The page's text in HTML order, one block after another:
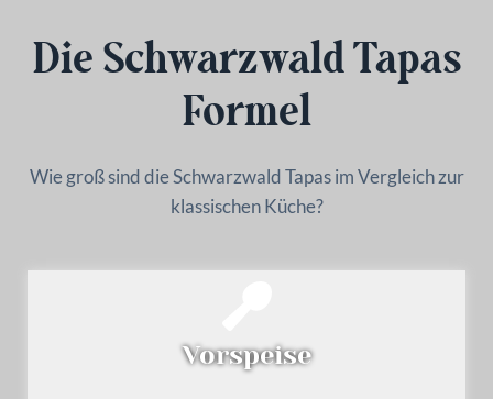
Die Schwarzwald Tapas
Formel
Wie groß sind die Schwarzwald Tapas im Vergleich zur
klassischen Küche?
Vorspeise